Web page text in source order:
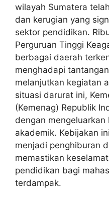
wilayah Sumatera
dan kerugian yang
sektor pendidikan.
Perguruan Tinggi
berbagai daerah
menghadapi
melanjutkan kegiatan
situasi darurat ini,
(Kemenag) Republik
dengan mengeluarkan
akademik. Kebijakan
menjadi penghiburan
memastikan
pendidikan bagi
terdampak.